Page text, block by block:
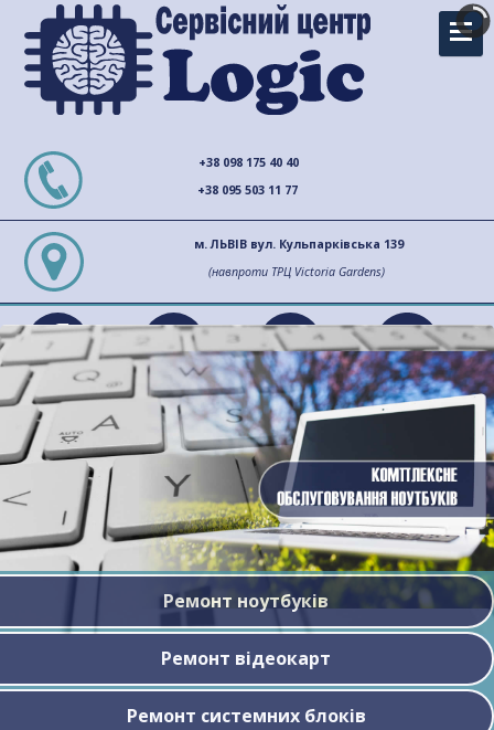
+38 098 175 40 40
+38 095 503 11 77
м. ЛЬВІВ вул. Кульпарківська 139
(навпроти ТРЦ Victoria Gardens)
Ремонт ноутбуків
Ремонт відеокарт
Ремонт системних блоків